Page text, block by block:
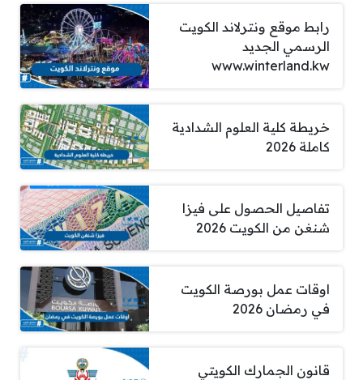
رابط موقع ونترلاند الكويت
الرسمي الجديد
www.winterland.kw
خريطة كلية العلوم الشدادية
كاملة 2026
تفاصيل الحصول على فيزا
شنغن من الكويت 2026
اوقات عمل بورصة الكويت
في رمضان 2026
قانون الجمارك الكويتي